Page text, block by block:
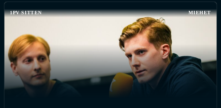
1PV SITTEN MIEHET